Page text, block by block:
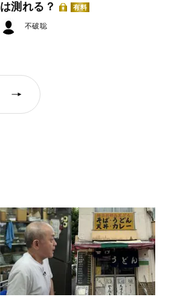
は測れる？
有料
不破聡